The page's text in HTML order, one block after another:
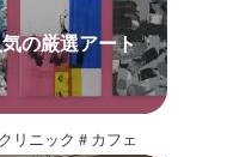
の厳選アート
リニック ＃カフェ